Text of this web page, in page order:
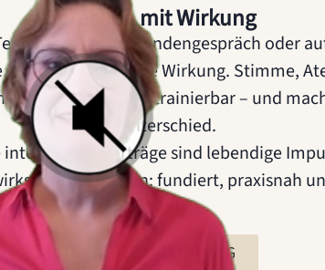
Sprechen mit Wirkung
im Kundengespräch oder
– der Ton macht die Wirkung. Stimme,
und Sprache sind trainierbar – und
den Unterschied.
interaktiven Vorträge sind lebendige
Sprechen: fundiert, praxisnah
nachhaltig.
INFOS ZUM VORTRAG